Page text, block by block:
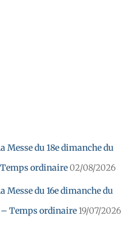
Messe du 18e dimanche du
ordinaire02/08/2026
Messe du 16e dimanche du
Temps ordinaire 19/07/2026